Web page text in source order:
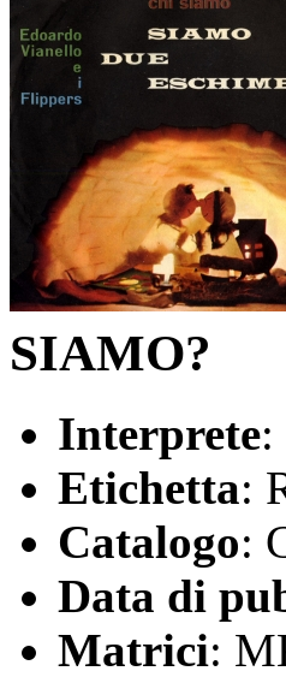
SIAMO?
Interprete:
Etichetta:
Catalogo:
Data di
Matrici: